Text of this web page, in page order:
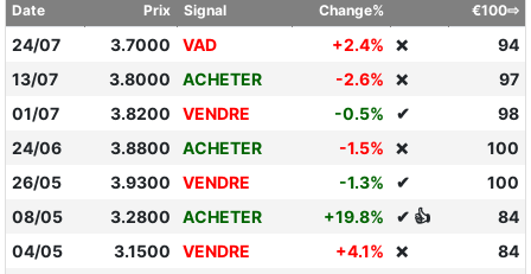
Date Prix Signal Change% €100⇨
24/07 3.7000 VAD +2.4% ❌
94
13/07
3.8000 ACHETER -2.6% ❌
97
01/07
3.8200 VENDRE -0.5% ✔
98
24/06
3.8800 ACHETER -1.5% ❌
100
26/05
3.9300 VENDRE -1.3% ✔
100
08/05
3.2800 ACHETER +19.8% ✔ 👍
84
04/05
3.1500 VENDRE +4.1% ❌
84